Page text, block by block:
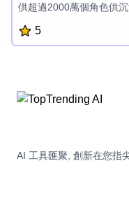
供超過2000萬個角色供
聊天體驗,無需使用
人入勝的平台。
5
AI 工具匯聚, 創新在您指